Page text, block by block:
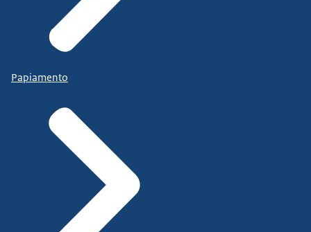
Papiamento